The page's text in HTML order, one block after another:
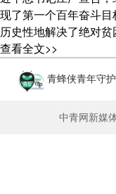
现了第一个百年奋斗
历史性地解决了绝对贫
“民亦劳止，汔可小
面小康的历史丰碑，
从“8亿人吃不饱”到
系、医疗卫生体系……
查看全文>>
青蜂侠青年守
中青网新媒